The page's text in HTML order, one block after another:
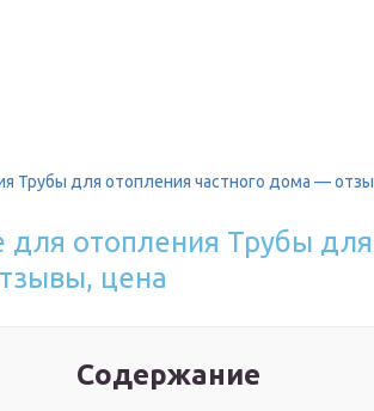
Трубы для отопления частного дома —
для отопления Трубы
цена
Содержание